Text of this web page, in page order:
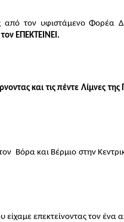
από τον υφιστάμενο Φορέα
ΕΠΕΚΤΕΙΝΕΙ.
και τις πέντε Λίμνες
Βόρα και Βέρμιο στην
είχαμε επεκτείνοντας τον ένα